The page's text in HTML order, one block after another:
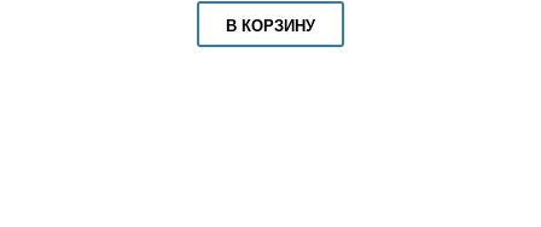
В КОРЗИНУ